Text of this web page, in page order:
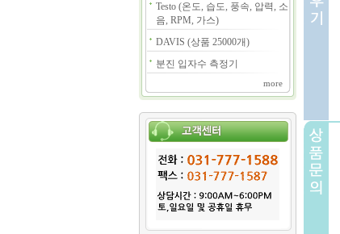
Testo (온도, 습도, 풍속, 압력, 소
음, RPM, 가스)
DAVIS (상품 25000개)
분진 입자수 측정기
more